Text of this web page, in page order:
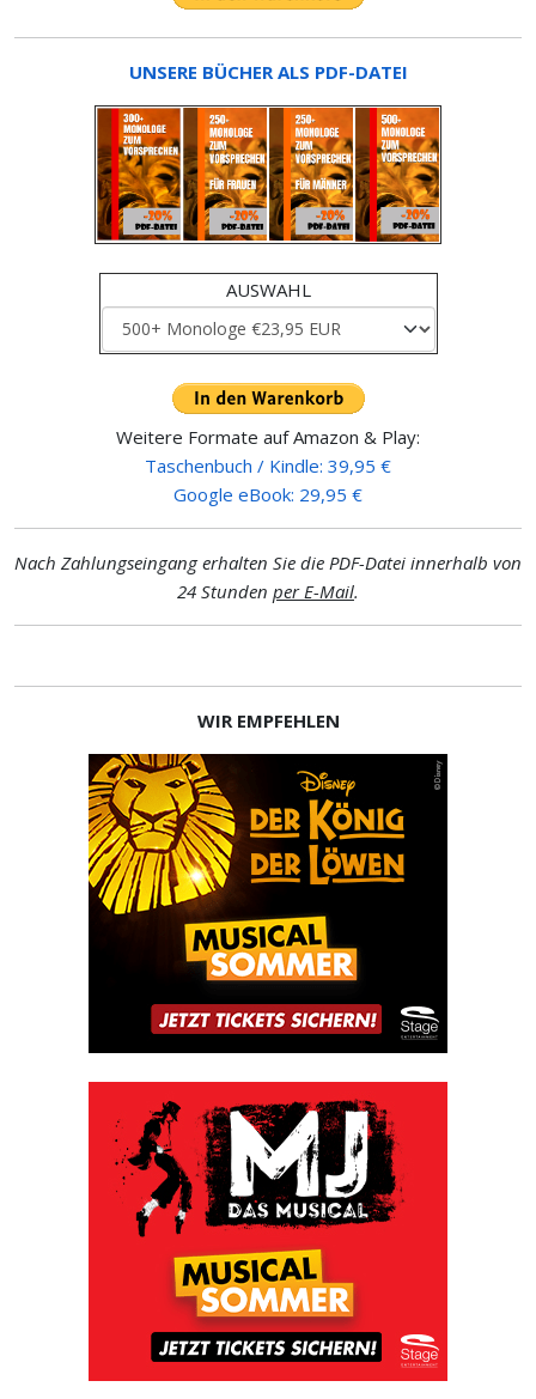
UNSERE BÜCHER ALS PDF-DATEI
AUSWAHL
Weitere Formate auf Amazon & Play:
Taschenbuch / Kindle: 39,95 €
Google eBook: 29,95 €
Nach Zahlungseingang erhalten Sie die PDF-Datei innerhalb von
24 Stunden per E-Mail.
WIR EMPFEHLEN